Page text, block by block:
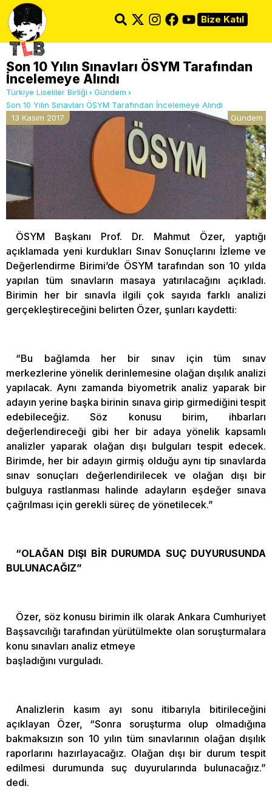
Bize Katıl
Son 10 Yılın Sınavları ÖSYM Tarafından
İncelemeye Alındı
Türkiye Liseliler Birliği
Gündem
Son 10 Yılın Sınavları ÖSYM Tarafından İncelemeye Alındı
13 Kasım 2017
Gündem
ÖSYM Başkanı Prof. Dr. Mahmut Özer, yaptığı
açıklamada yeni kurdukları Sınav Sonuçlarını İzleme ve
Değerlendirme Birimi’de ÖSYM tarafından son 10 yılda
yapılan tüm sınavların masaya yatırılacağını açıkladı.
Birimin her bir sınavla ilgili çok sayıda farklı analizi
gerçekleştireceğini belirten Özer, şunları kaydetti:
“Bu bağlamda her bir sınav için tüm sınav
merkezlerine yönelik derinlemesine olağan dışılık analizi
yapılacak. Aynı zamanda biyometrik analiz yaparak bir
adayın yerine başka birinin sınava girip girmediğini tespit
edebileceğiz. Söz konusu birim, ihbarları
değerlendireceği gibi her bir adaya yönelik kapsamlı
analizler yaparak olağan dışı bulguları tespit edecek.
Birimde, her bir adayın girmiş olduğu aynı tip sınavlarda
sınav sonuçları değerlendirilecek ve olağan dışı bir
bulguya rastlanması halinde adayların eşdeğer sınava
çağrılması için gerekli süreç de yönetilecek.”
“OLAĞAN DIŞI BİR DURUMDA SUÇ DUYURUSUNDA
BULUNACAĞIZ”
Özer, söz konusu birimin ilk olarak Ankara Cumhuriyet
Başsavcılığı tarafından yürütülmekte olan soruşturmalara
konu sınavları analiz etmeye
başladığını vurguladı.
Analizlerin kasım ayı sonu itibarıyla bitirileceğini
açıklayan Özer, “Sonra soruşturma olup olmadığına
bakmaksızın son 10 yılın tüm sınavlarının olağan dışılık
raporlarını hazırlayacağız. Olağan dışı bir durum tespit
edilmesi durumunda suç duyurularında bulunacağız.”
dedi.